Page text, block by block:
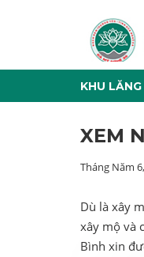
KHU
XEM
Tháng Năm
Dù là xây
xây mộ và
Bình xin